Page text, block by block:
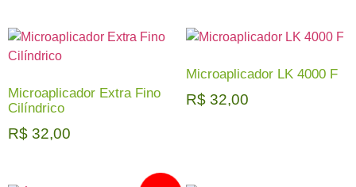
Microaplicador Extra Fino
Cilíndrico
R$ 32,00
Microaplicador LK 4000 F
R$ 32,00